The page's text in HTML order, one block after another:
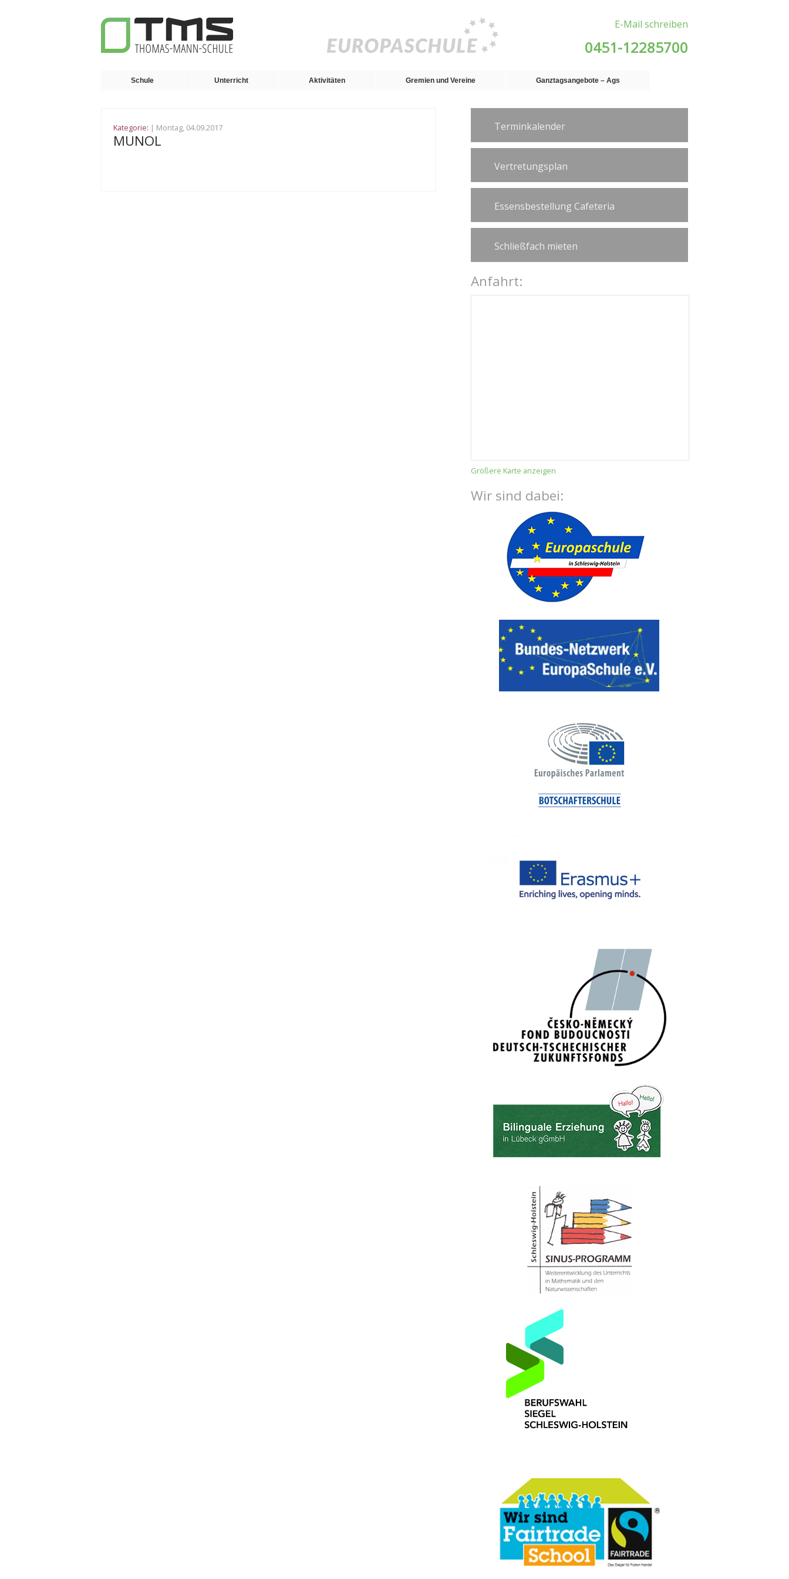
E-Mail schreiben
0451-12285700
Schule Unterricht Aktivitäten Gremien und Vereine Ganztagsangebote – Ags
Kategorie: | Montag, 04.09.2017
MUNOL
Terminkalender
Vertretungsplan
Essensbestellung Cafeteria
Schließfach mieten
Anfahrt:
Größere Karte anzeigen
Wir sind dabei: